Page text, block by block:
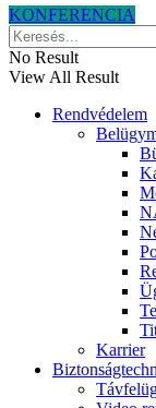
KONFERENCIA
No Result
View All Result
Rendvédelem
Karrier